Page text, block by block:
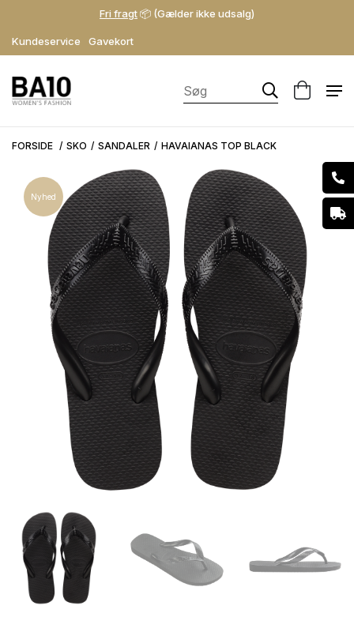
Kundeservice Gavekort
Fri fragt📦 (Gælder ikke udsalg)
FORSIDE SKO SANDALER HAVAIANAS TOP BLACK
Nyhed